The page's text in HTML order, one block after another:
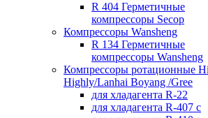
R 404 Герметичные
компрессоры Secop
Компрессоры Wansheng
R 134 Герметичные
компрессоры Wansheng
Компрессоры ротационные
Highly/Lanhai Boyang /Gree
для хладагента R-22
для хладагента R-407 с